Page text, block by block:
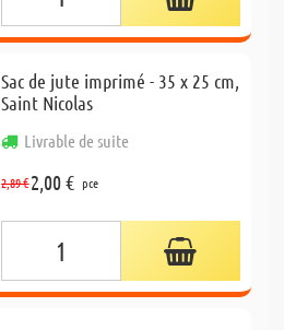
Sac de jute imprimé - 35 x 25 cm,
Saint Nicolas
Livrable de suite
2,89 €2,00 € pce